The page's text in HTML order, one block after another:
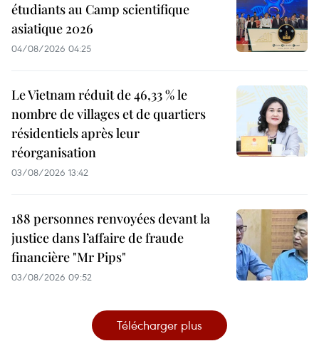
étudiants au Camp scientifique
asiatique 2026
04/08/2026 04:25
Le Vietnam réduit de 46,33 % le
nombre de villages et de quartiers
résidentiels après leur
réorganisation
03/08/2026 13:42
188 personnes renvoyées devant la
justice dans l’affaire de fraude
financière "Mr Pips"
03/08/2026 09:52
Télécharger plus